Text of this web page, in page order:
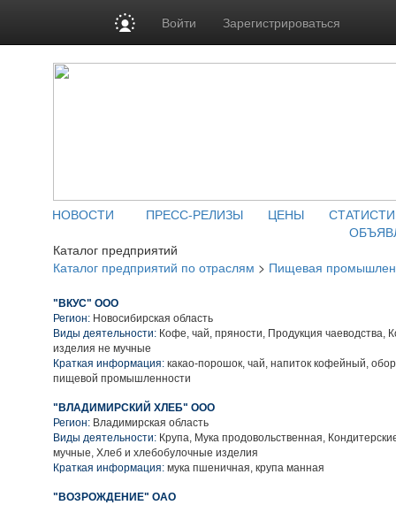
Войти Зарегистрироваться
НОВОСТИ ПРЕСС-РЕЛИЗЫ ЦЕНЫ
Каталог предприятий
Каталог предприятий по отраслям > Пищевая
"ВКУС" ООО
Регион: Новосибирская область
Виды деятельности: Кофе, чай, пряности, Продукция чаеводства,
изделия не мучные
Краткая информация: какао-порошок, чай, напиток кофейный,
пищевой промышленности
"ВЛАДИМИРСКИЙ ХЛЕБ" ООО
Регион: Владимирская область
Виды деятельности: Крупа, Мука продовольственная,
мучные, Хлеб и хлебобулочные изделия
Краткая информация: мука пшеничная, крупа манная
"ВОЗРОЖДЕНИЕ" ОАО